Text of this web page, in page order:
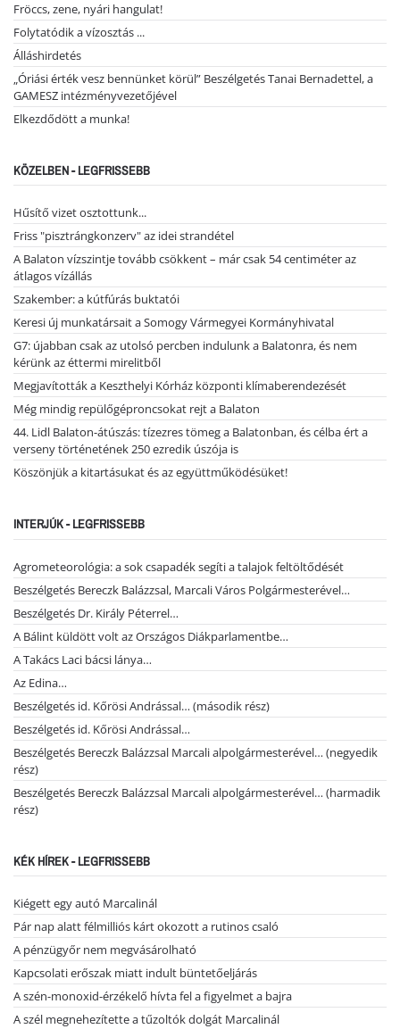
Fröccs, zene, nyári hangulat!
Folytatódik a vízosztás ...
Álláshirdetés
„Óriási érték vesz bennünket körül” Beszélgetés Tanai Bernadettel, a
GAMESZ intézményvezetőjével
Elkezdődött a munka!
KÖZELBEN - LEGFRISSEBB
Hűsítő vizet osztottunk...
Friss "pisztrángkonzerv" az idei strandétel
A Balaton vízszintje tovább csökkent – már csak 54 centiméter az
átlagos vízállás
Szakember: a kútfúrás buktatói
Keresi új munkatársait a Somogy Vármegyei Kormányhivatal
G7: újabban csak az utolsó percben indulunk a Balatonra, és nem
kérünk az éttermi mirelitből
Megjavították a Keszthelyi Kórház központi klímaberendezését
Még mindig repülőgéproncsokat rejt a Balaton
44. Lidl Balaton-átúszás: tízezres tömeg a Balatonban, és célba ért a
verseny történetének 250 ezredik úszója is
Köszönjük a kitartásukat és az együttműködésüket!
INTERJÚK - LEGFRISSEBB
Agrometeorológia: a sok csapadék segíti a talajok feltöltődését
Beszélgetés Bereczk Balázzsal, Marcali Város Polgármesterével…
Beszélgetés Dr. Király Péterrel…
A Bálint küldött volt az Országos Diákparlamentbe…
A Takács Laci bácsi lánya…
Az Edina…
Beszélgetés id. Kőrösi Andrással… (második rész)
Beszélgetés id. Kőrösi Andrással…
Beszélgetés Bereczk Balázzsal Marcali alpolgármesterével… (negyedik
rész)
Beszélgetés Bereczk Balázzsal Marcali alpolgármesterével… (harmadik
rész)
KÉK HÍREK - LEGFRISSEBB
Kiégett egy autó Marcalinál
Pár nap alatt félmilliós kárt okozott a rutinos csaló
A pénzügyőr nem megvásárolható
Kapcsolati erőszak miatt indult büntetőeljárás
A szén-monoxid-érzékelő hívta fel a figyelmet a bajra
A szél megnehezítette a tűzoltók dolgát Marcalinál